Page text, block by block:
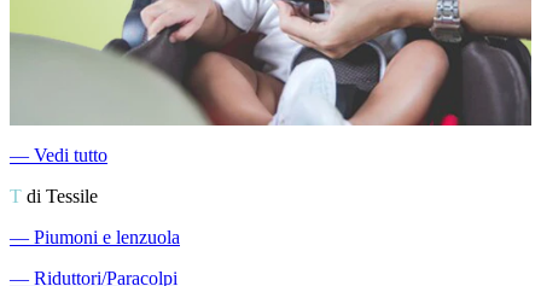
― Vedi tutto
T di Tessile
― Piumoni e lenzuola
― Riduttori/Paracolpi